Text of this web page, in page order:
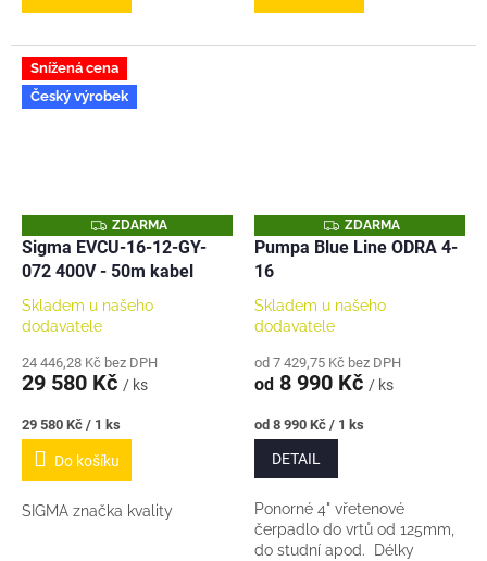
Snížená cena
Český výrobek
Z
D
A
R
A
ZDARMA
Sigma EVCU-16-12-GY-
072 400V - 50m kabel
Skladem u našeho
dodavatele
24 446,28 Kč bez DPH
29 580 Kč / ks
Měrná
cena:
29 580 Kč / 1 ks
Do košíku
SIGMA značka kvality
Z
D
A
A
ZDARMA
Pumpa Blue Line ODRA 4-
16
Skladem u našeho
dodavatele
od 7 429,75 Kč bez DPH
od 8 990 Kč / ks
Měrná
cena:
od 8 990 Kč / 1 ks
DETAIL
Ponorné 4" vřetenové
čerpadlo do vrtů od 125mm,
do studní apod. Délky